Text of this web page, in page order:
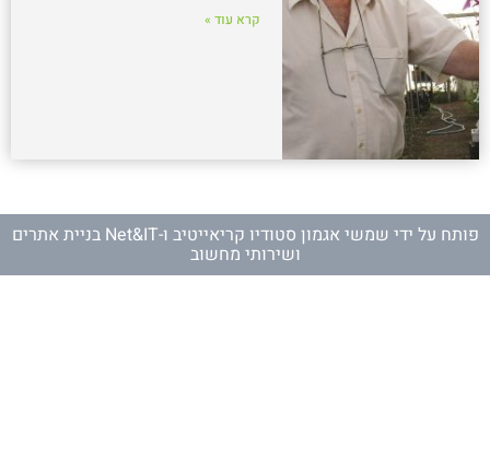
קרא עוד »
פותח על ידי שמשי אגמון סטודיו קריאייטיב ו- Net&IT בניית אתרים
ושירותי מחשוב